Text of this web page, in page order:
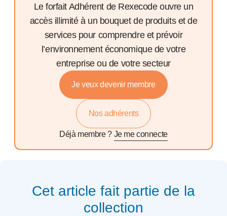
Le forfait Adhérent de Rexecode ouvre un
accès illimité à un bouquet de produits et de
services pour comprendre et prévoir
l’environnement économique de votre
entreprise ou de votre secteur
Je veux devenir membre
Nos adhérents
Déjà membre ? Je me connecte
Cet article fait partie de la
collection